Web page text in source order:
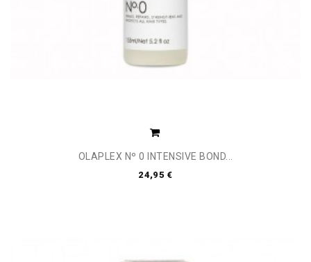
OLAPLEX Nº 0 INTENSIVE BOND...
24,95 €